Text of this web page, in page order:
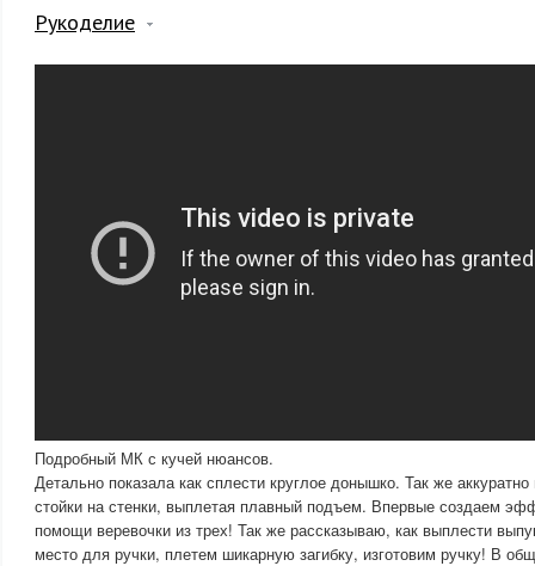
Рукоделие
Подробный МК с кучей нюансов.
Детально показала как сплести круглое донышко. Так же
стойки на стенки, выплетая плавный подъем. Впервые создаем
помощи веревочки из трех! Так же рассказываю, как выплести
место для ручки, плетем шикарную загибку, изготовим ручку! В